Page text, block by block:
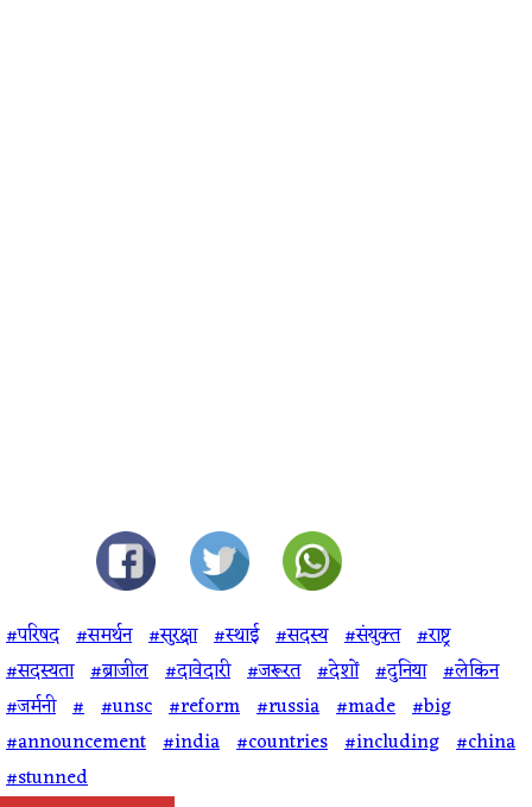
#परिषद #समर्थन #सुरक्षा #स्थाई #सदस्य #संयुक्त #राष्ट्र
#सदस्यता #ब्राजील #दावेदारी #जरूरत #देशों #दुनिया #लेकिन
#जर्मनी # #unsc #reform #russia #made #big
#announcement #india #countries #including #china
#stunned